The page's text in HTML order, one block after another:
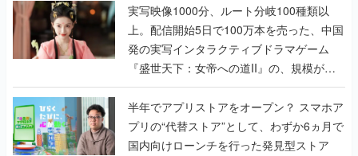
んだレジェンド2人に訊く開発秘話
実写映像1000分、ルート分岐100種類以
上。配信開始5日で100万本を売った、中国
発の実写インタラクティブドラマゲーム
『盛世天下：女帝への道II』の、規模が違
うこだわりをプロデューサーに聞いた
半年でアプリストアをオープン？ スマホア
プリの“代替ストア”として、わずか6ヵ月で
国内向けローンチを行った発見型ストア